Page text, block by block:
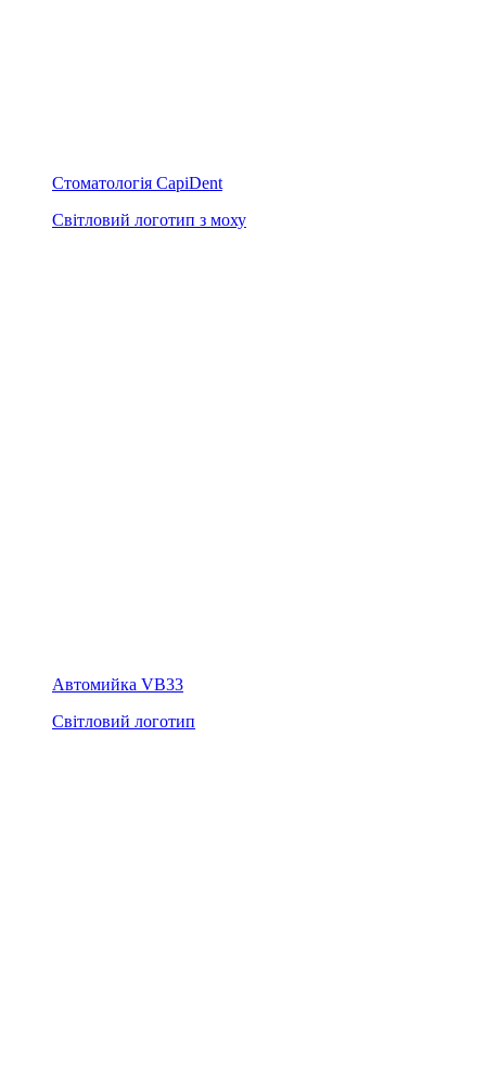
Стоматологія CapiDent
Світловий логотип з моху
Автомийка VB33
Світловий логотип